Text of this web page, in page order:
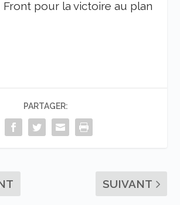
pour la victoire au plan
PARTAGER:
SUIVANT